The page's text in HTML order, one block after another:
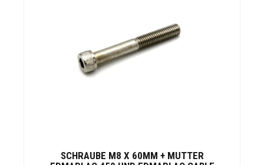
SCHRAUBE M8 X 60MM + MUTTER